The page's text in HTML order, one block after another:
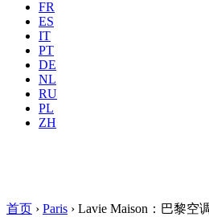
FR
ES
IT
PT
DE
NL
RU
PL
ZH
地点 所有城市
首页 › Paris › Lavie Maison：巴黎空